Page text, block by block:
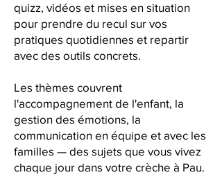
quizz, vidéos et mises en situation
pour prendre du recul sur vos
pratiques quotidiennes et repartir
avec des outils concrets.
Les thèmes couvrent
l'accompagnement de l'enfant, la
gestion des émotions, la
communication en équipe et avec les
familles — des sujets que vous vivez
chaque jour dans votre crèche à Pau.